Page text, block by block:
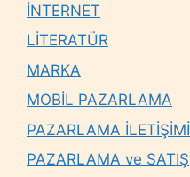
İNTERNET
LİTERATÜR
MARKA
MOBİL PAZARLAMA
PAZARLAMA İLETİŞİMİ
PAZARLAMA ve SATIŞ